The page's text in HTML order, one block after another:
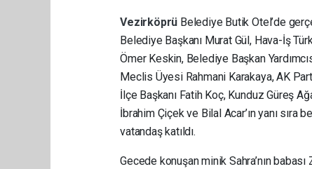
Vezirköprü Belediye Butik Otel’de
Belediye Başkanı Murat Gül, Hava-İş
Ömer Keskin, Belediye Başkan
Meclis Üyesi Rahmani Karakaya, AK
İlçe Başkanı Fatih Koç, Kunduz Güreş
İbrahim Çiçek ve Bilal Acar’ın yanı sıra
vatandaş katıldı.
Gecede konuşan minik Sahra’nın